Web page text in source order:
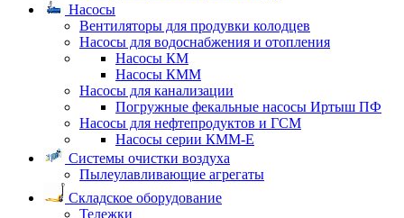
Насосы
Вентиляторы для продувки колодцев
Насосы для водоснабжения и отопления
Насосы КМ
Насосы КММ
Насосы для канализации
Погружные фекальные насосы Иртыш ПФ
Насосы для нефтепродуктов и ГСМ
Насосы серии КММ-Е
Системы очистки воздуха
Пылеулавливающие агрегаты
Складское оборудование
Тележки